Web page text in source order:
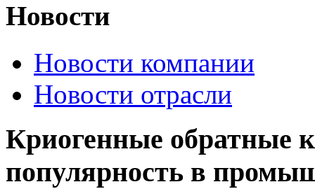
Новости
Новости компании
Новости отрасли
Криогенные обратные
популярность в